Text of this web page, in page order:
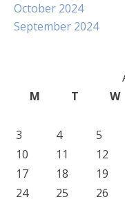
October 2024
September 2024
M
T W
3
4 5
10
11 12
17
18 19
24
25 26